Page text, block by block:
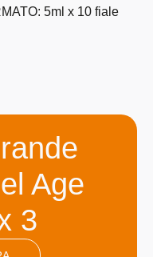
5ml x 10 fiale
Age
3